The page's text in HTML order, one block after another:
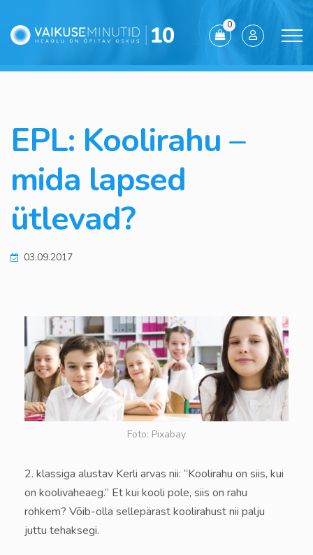
0
EPL: Koolirahu –
mida lapsed
ütlevad?
03.09.2017
Foto: Pixabay
2. klassiga alustav Kerli arvas nii: “Koolirahu on siis, kui
on koolivaheaeg.” Et kui kooli pole, siis on rahu
rohkem? Võib-olla sellepärast koolirahust nii palju
juttu tehaksegi.